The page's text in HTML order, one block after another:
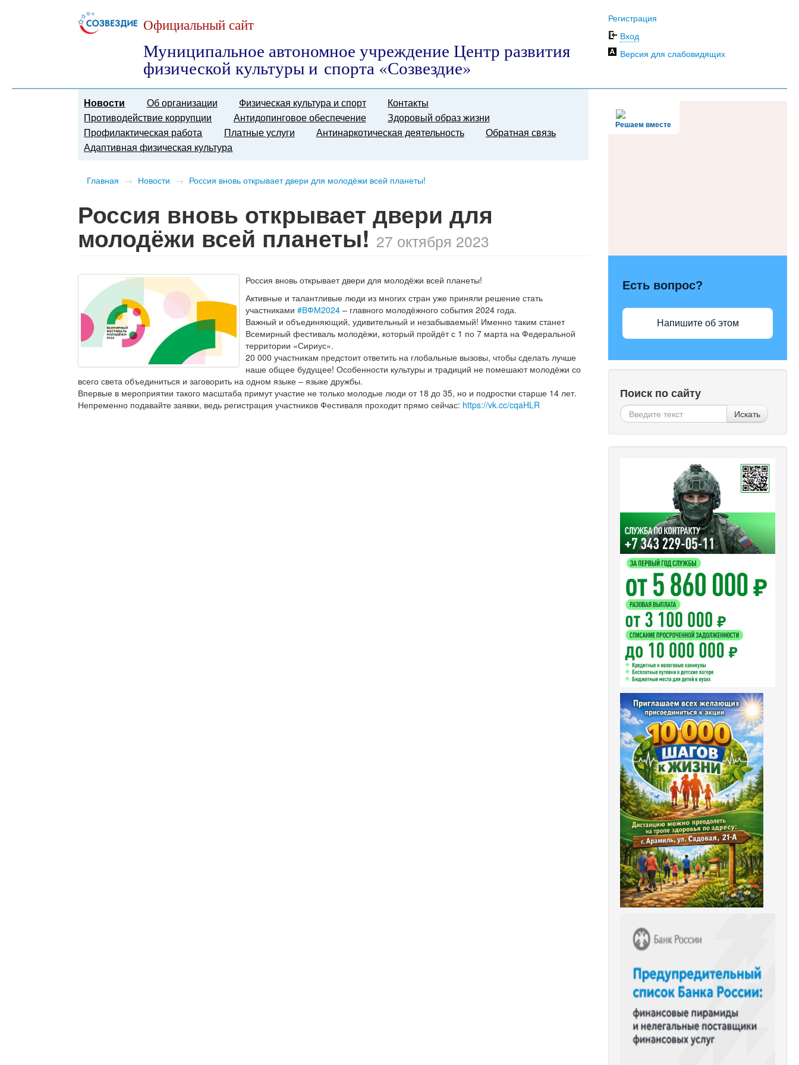
Официальный сайт
Муниципальное автономное учреждение Центр развития
физической культуры и спорта «Созвездие»
Регистрация
Вход
Версия для слабовидящих
Новости Об организации Физическая культура и спорт
Контакты
Противодействие коррупции
Антидопинговое обеспечение
Здоровый образ жизни
Профилактическая работа
Платные услуги Антинаркотическая деятельность
Обратная связь
Адаптивная физическая культура
Главная → Новости → ​Россия вновь открывает двери для молодёжи всей планеты!
​Россия вновь открывает двери для
молодёжи всей планеты!27 октября 2023
Россия вновь открывает двери для молодёжи всей планеты!
Активные и талантливые люди из многих стран уже приняли решение стать
участниками #ВФМ2024– главного молодёжного события 2024 года.
Важный и объединяющий, удивительный и незабываемый! Именно таким станет
Всемирный фестиваль молодёжи, который пройдёт с 1 по 7 марта на Федеральной
территории «Сириус».
20 000 участникам предстоит ответить на глобальные вызовы, чтобы сделать лучше
наше общее будущее! Особенности культуры и традиций не помешают молодёжи со
всего света объединиться и заговорить на одном языке – языке дружбы.
Впервые в мероприятии такого масштаба примут участие не только молодые люди от 18 до 35, но и подростки старше 14 лет.
Непременно подавайте заявки, ведь регистрация участников Фестиваля проходит прямо сейчас: https://vk.cc/cqaHLR
Решаем вместе
Есть вопрос?
Напишите об этом
Поиск по сайту
Искать